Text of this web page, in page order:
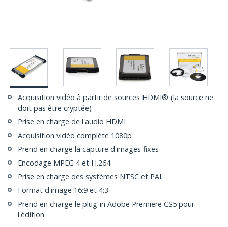
Acquisition vidéo à partir de sources HDMI® (la source ne
doit pas être cryptée)
Prise en charge de l'audio HDMI
Acquisition vidéo complète 1080p
Prend en charge la capture d'images fixes
Encodage MPEG 4 et H.264
Prise en charge des systèmes NTSC et PAL
Format d'image 16:9 et 4:3
Prend en charge le plug-in Adobe Premiere CS5 pour
l'édition